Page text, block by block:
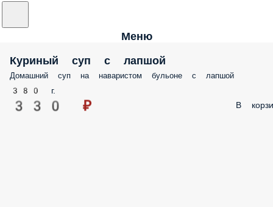
Меню
Куриный суп с лапшой
Домашний суп на наваристом бульоне с лапшой
380 г.
330 ₽ В